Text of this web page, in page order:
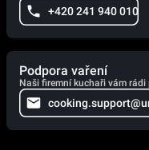
+420 241 940 010
Podpora vaření
Naši firemní kuchaři vám